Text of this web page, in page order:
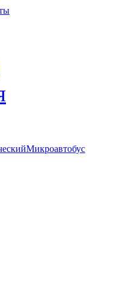
Микроавтобус